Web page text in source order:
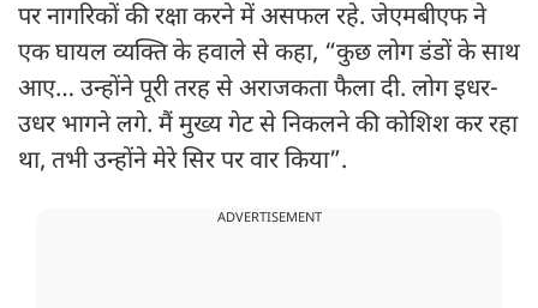
पर नागरिकों की रक्षा करने में असफल रहे. जेएमबीएफ ने
एक घायल व्यक्ति के हवाले से कहा, “कुछ लोग डंडों के साथ
आए… उन्होंने पूरी तरह से अराजकता फैला दी. लोग इधर-
उधर भागने लगे. मैं मुख्य गेट से निकलने की कोशिश कर रहा
था, तभी उन्होंने मेरे सिर पर वार किया”.
ADVERTISEMENT